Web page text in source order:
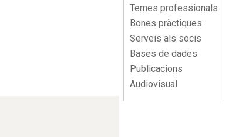
Menu
lateral
Temes professionals
Bones pràctiques
Serveis als socis
Bases de dades
Publicacions
Audiovisual